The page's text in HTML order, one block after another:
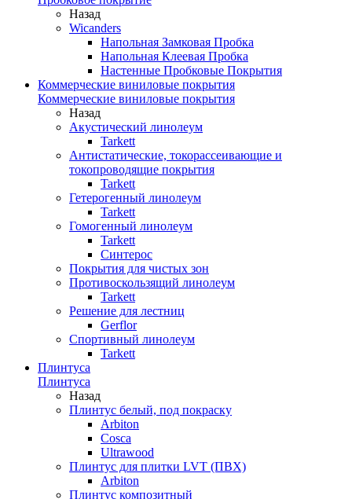
Назад
Wicanders
Напольная Замковая Пробка
Напольная Клеевая Пробка
Настенные Пробковые Покрытия
Коммерческие виниловые покрытия
Коммерческие виниловые покрытия
Назад
Акустический линолеум
Tarkett
Антистатические, токорассеивающие и
токопроводящие покрытия
Tarkett
Гетерогенный линолеум
Tarkett
Гомогенный линолеум
Tarkett
Синтерос
Покрытия для чистых зон
Противоскользящий линолеум
Tarkett
Решение для лестниц
Gerflor
Спортивный линолеум
Tarkett
Плинтуса
Плинтуса
Назад
Плинтус белый, под покраску
Arbiton
Cosca
Ultrawood
Плинтус для плитки LVT (ПВХ)
Arbiton
Плинтус композитный